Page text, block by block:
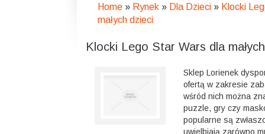
Home » Rynek » Dla Dzieci » Klocki
małych dzieci
Klocki Lego Star Wars dla
Sklep Lorienek
ofertą w zakresie
wśród nich można
puzzle, gry czy
popularne są
uwielbiają zarówno